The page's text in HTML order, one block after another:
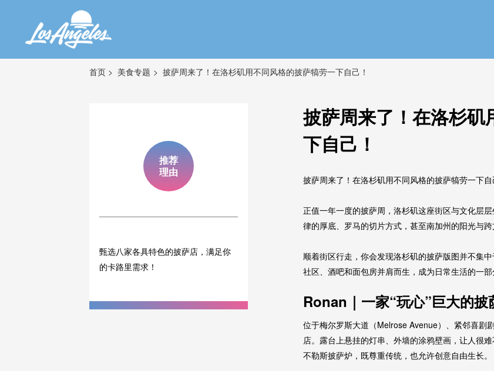
首页 美食专题 披萨周来了！在洛杉矶用不同风格的披萨犒劳一下自己！
推荐
理由
甄选八家各具特色的披萨店，满足你
的卡路里需求！
披萨周来了！在洛杉
下自己！
披萨周来了！在洛杉矶用不同风格的披萨犒劳一下自
正值一年一度的披萨周，洛杉矶这座街区与文化层
律的厚底、罗马的切片方式，甚至南加州的阳光与跨
顺着街区行走，你会发现洛杉矶的披萨版图并不集
社区、酒吧和面包房并肩而生，成为日常生活的一
Ronan｜一家“玩心”巨大的披
位于梅尔罗斯大道（Melrose Avenue）、紧邻喜剧
店。露台上悬挂的灯串、外墙的涂鸦壁画，让人很
不勒斯披萨炉，既尊重传统，也允许创意自由生长。